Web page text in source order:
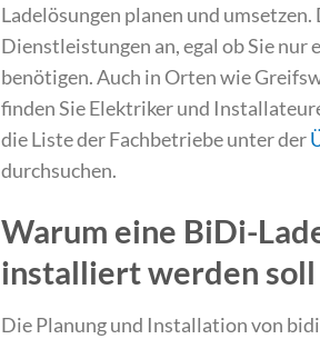
Ladelösungen planen und
Dienstleistungen an, egal ob Sie
benötigen. Auch in Orten wie
finden Sie Elektriker und
die Liste der Fachbetriebe unter der
durchsuchen.
Warum eine BiDi-
installiert werden soll
Die Planung und Installation von